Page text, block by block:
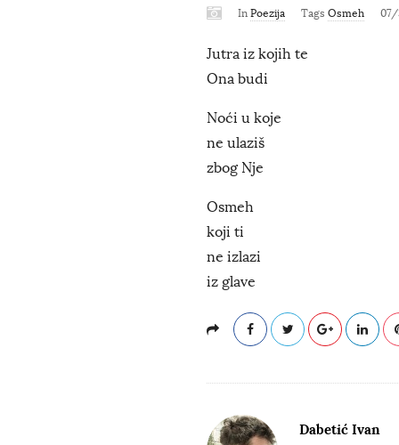
In Poezija Tags Osmeh 07/
Jutra iz kojih te
Ona budi
Noći u koje
ne ulaziš
zbog Nje
Osmeh
koji ti
ne izlazi
iz glave
Dabetić Ivan